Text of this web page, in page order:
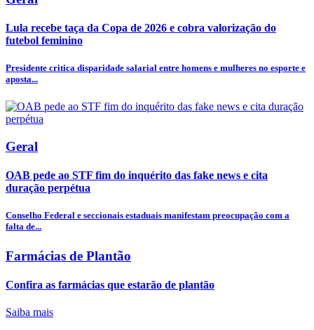
Lula recebe taça da Copa de 2026 e cobra valorização do
futebol feminino
Presidente critica disparidade salarial entre homens e mulheres no esporte e
aposta...
Geral
OAB pede ao STF fim do inquérito das fake news e cita
duração perpétua
Conselho Federal e seccionais estaduais manifestam preocupação com a
falta de...
Farmácias de Plantão
Confira as farmácias que estarão de plantão
Saiba mais